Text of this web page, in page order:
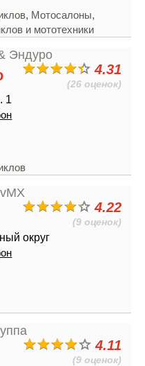
, Мотосалоны,
и мототехники
4.31
(26 оценок)
1
4.22
(9 оценок)
округ
4.11
(9 оценок)